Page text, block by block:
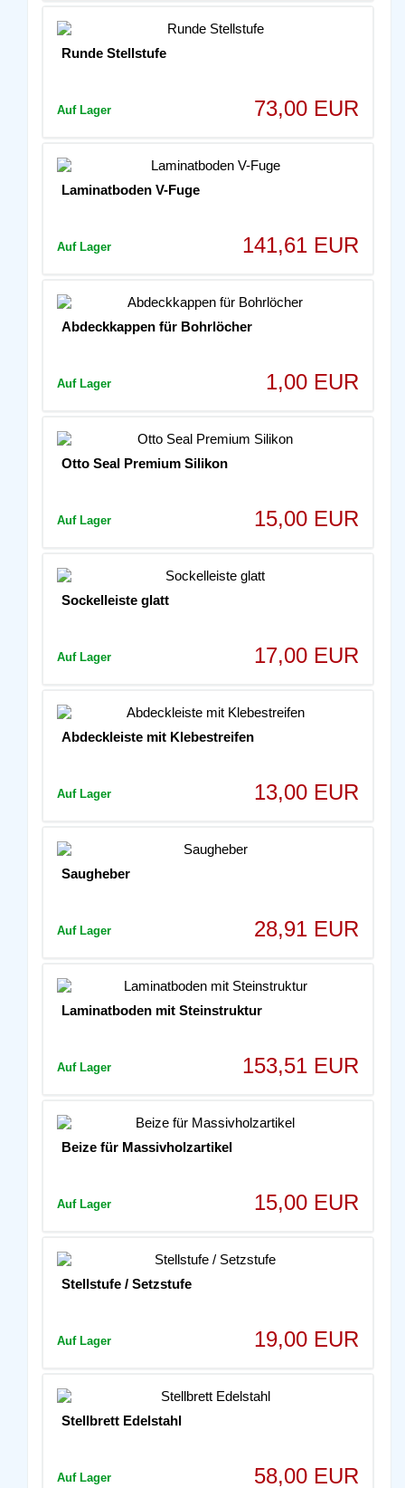
Runde Stellstufe
Auf Lager 73,00 EUR
Laminatboden V-Fuge
Auf Lager 141,61 EUR
Abdeckkappen für Bohrlöcher
Auf Lager 1,00 EUR
Otto Seal Premium Silikon
Auf Lager 15,00 EUR
Sockelleiste glatt
Auf Lager 17,00 EUR
Abdeckleiste mit Klebestreifen
Auf Lager 13,00 EUR
Saugheber
Auf Lager 28,91 EUR
Laminatboden mit Steinstruktur
Auf Lager 153,51 EUR
Beize für Massivholzartikel
Auf Lager 15,00 EUR
Stellstufe / Setzstufe
Auf Lager 19,00 EUR
Stellbrett Edelstahl
Auf Lager 58,00 EUR